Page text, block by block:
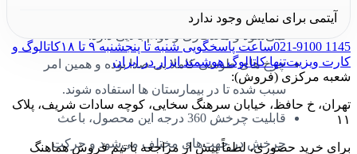
این چرخ ویژگی ضد سایش دارد به آسانی فرسوده
چرخ های طوسی کاملا بی صدا بوده و همین امر
سبب شده تا در بیمارستان ها استفاده شوند.
قابلیت چرخش 360 درجه این محصول، باعث
چرخش در جهت‌های مختلف می‌­شود و حرکت
آیتمی برای نمایش وجود ندارد
021-9100 1145ساعت پاسخگویی شنبه تا پنجشنبه ۹ تا ۱۸
کاتالوگ و
کارت ویزیتتنها کاتالوگ هوشمند ابزار در ایران
شعبه مرکزی (فروش):
تهران، خ حافظ، خیابان سرهنگ سخایی، کوچه سادات شریف، پلاک
۱۱
برای خرید حضوری، لطفاً پیش از مراجعه با تیم فروش هماهنگ